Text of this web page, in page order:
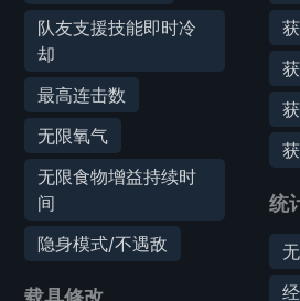
队友支援技能即时冷
却
最高连击数
无限氧气
无限食物增益持续时
间
隐身模式/不遇敌
统